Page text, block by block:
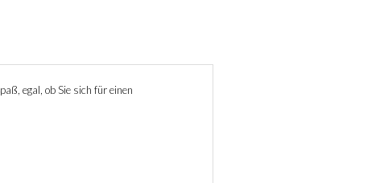
egal, ob Sie sich für einen